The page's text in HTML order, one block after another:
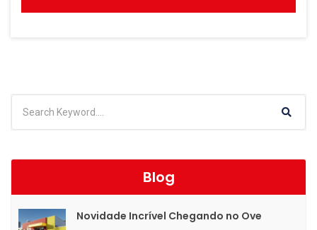
Blog
Novidade Incrível Chegando no Ove